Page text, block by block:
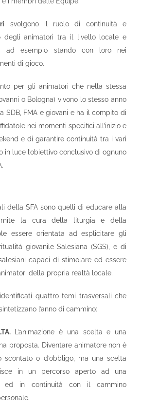
svolgono il ruolo di continuità e
degli animatori tra il livello locale e
ad esempio stando con loro nei
di gioco.
per gli animatori che nella stessa
o Bologna) vivono lo stesso anno
SDB, FMA e giovani e ha il compito di
nei momenti specifici all’inizio e
e di garantire continuità tra i vari
in luce l’obiettivo conclusivo di ognuno
della SFA sono quelli di educare alla
la cura della liturgia e della
essere orientata ad esplicitare gli
giovanile Salesiana (SGS), e di
capaci di stimolare ed essere
della propria realtà locale.
quattro temi trasversali che
l’anno di cammino:
L’animazione è una scelta e una
proposta. Diventare animatore non è
scontato o d’obbligo, ma una scelta
in un percorso aperto ad una
ed in continuità con il cammino